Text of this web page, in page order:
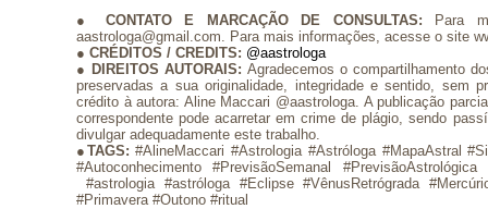
● CONTATO E MARCAÇÃO DE CONSULTAS: Para
aastrologa@gmail.com. Para mais informações, acesse o site
● CRÉDITOS / CREDITS: @aastrologa
● DIREITOS AUTORAIS: Agradecemos o compartilhamento
preservadas a sua originalidade, integridade e sentido, sem
crédito à autora: Aline Maccari @aastrologa. A publicação
correspondente pode acarretar em crime de plágio, sendo
divulgar adequadamente este trabalho.
● TAGS: #AlineMaccari #Astrologia #Astróloga #MapaAstral
#Autoconhecimento #PrevisãoSemanal
#astrologia #astróloga #Eclipse #VênusRetrógrada
#Primavera #Outono #ritual